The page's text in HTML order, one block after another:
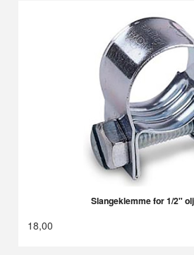
Slangeklemme for 1/2"
18,00